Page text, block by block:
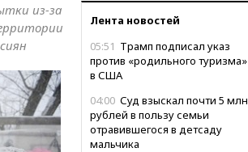
Лента новостей
05:51 Трамп подписал указ
против «родильного туризма»
в США
04:00 Суд взыскал почти 5 млн
рублей в пользу семьи
отравившегося в детсаду
мальчика
из-за